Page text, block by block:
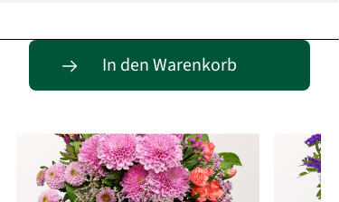
In den Warenkorb
Passende Alternativen